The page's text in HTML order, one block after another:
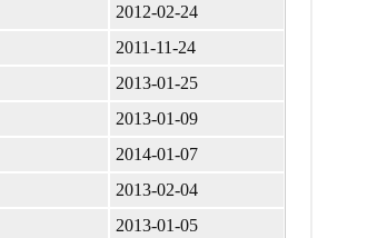
2012-02-24
2011-11-24
2013-01-25
2013-01-09
2014-01-07
2013-02-04
2013-01-05